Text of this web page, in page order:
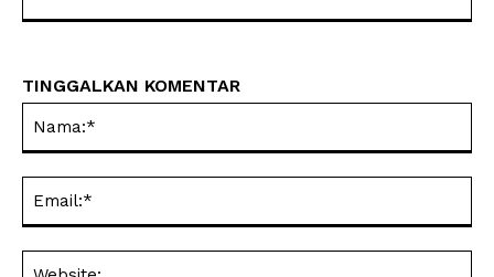
TINGGALKAN KOMENTAR